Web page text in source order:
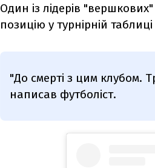
Один із лідерів
позицію у турнірній
"До смерті з цим клубом.
написав футболіст.